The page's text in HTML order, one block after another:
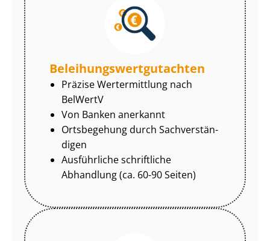
Be­lei­hungs­wert­gut­ach­ten
Präzise Wertermittlung nach
BelWertV
Von Banken anerkannt
Ortsbegehung durch Sach­ver­stän­
di­gen
Ausführliche schriftliche
Abhandlung (ca. 60-90 Seiten)